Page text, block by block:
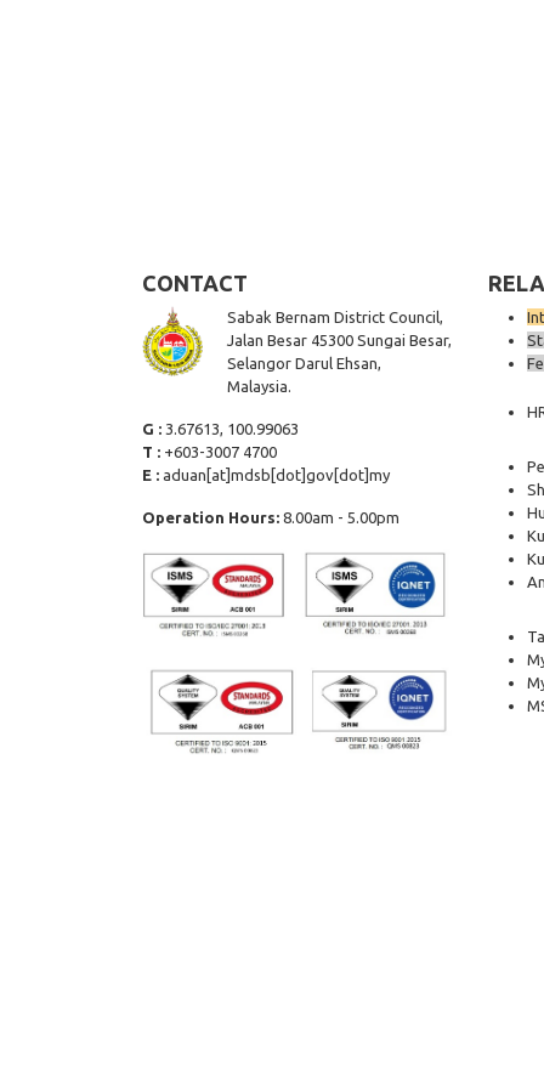
CONTACT
Sabak Bernam District Council,
Jalan Besar 45300 Sungai Besar,
Selangor Darul Ehsan,
Malaysia.
G : 3.67613, 100.99063
T : +603-3007 4700
E : aduan[at]mdsb[dot]gov[dot]my
Operation Hours: 8.00am - 5.00pm